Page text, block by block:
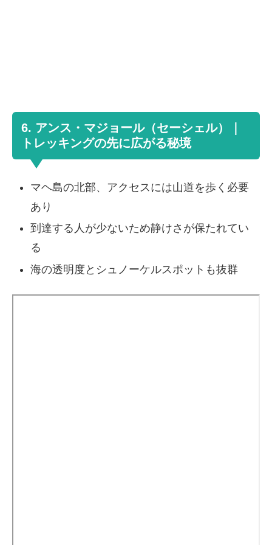
6. アンス・マジョール（セーシェル）｜
トレッキングの先に広がる秘境
マヘ島の北部、アクセスには山道を歩く必要
あり
到達する人が少ないため静けさが保たれてい
る
海の透明度とシュノーケルスポットも抜群